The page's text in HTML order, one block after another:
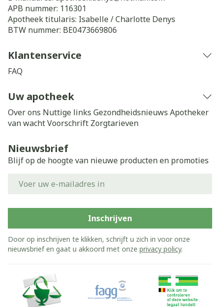
APB nummer: 116301
Apotheek titularis: Isabelle / Charlotte Denys
BTW nummer: BE0473669806
Klantenservice
FAQ
Uw apotheek
Over ons Nuttige links Gezondheidsnieuws Apotheker
van wachtVoorschrift Zorgtarieven
Nieuwsbrief
Blijf op de hoogte van nieuwe producten en promoties
Inschrijven
Door op inschrijven te klikken, schrijft u zich in voor onze
nieuwsbrief en gaat u akkoord met onze privacy policy.